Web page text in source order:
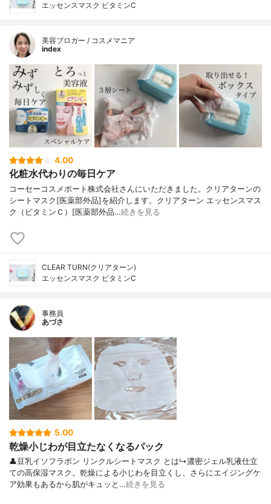
エッセンスマスク ビタミンC
美容ブロガー / コスメマニア
index
4.00
化粧水代わりの毎日ケア
コーセーコスメポート株式会社さんにいただきました。クリアターンの
シートマスク[医薬部外品]を紹介します。クリアターン エッセンスマス
ク（ビタミンＣ）[医薬部外品…続きを見る
CLEAR TURN(クリアターン)
エッセンスマスク ビタミンC
事務員
あづさ
5.00
乾燥小じわが目立たなくなるパック
👤豆乳イソフラボン リンクルシートマスク とは↳濃密ジェル乳液仕立
ての高保湿マスク。乾燥による小じわを目立くし、さらにエイジングケ
ア効果もあるから肌がキュッと…続きを見る